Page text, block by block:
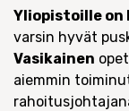
Yliopistoille
varsin hyvät
Vasikainen
aiemmin